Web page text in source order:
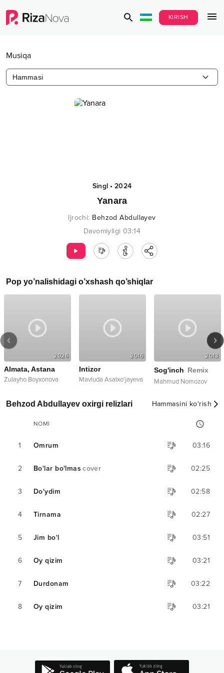
KIRISH
Musiqa
Hammasi
Singl•2024
Yanara
Ijrochi: Behzod Abdullayev
Davomiyligi 03:14
Pop yo’nalishidagi o’xshash qo’shiqlar
2026
Almata, Astana
Zulayho Boyxonova
2016
Intizor
Mavluda Asalxo'jayeva
2013
Sog'inch Remix
Mahmud Nomozov
Behzod Abdullayev oxirgi relizlari Hammasini ko‘rish
NOMI
1 Omrum 03:16
2 Bo'lar bo'lmas cover 02:25
3 Do'ydim 02:58
4 Tirnama 02:27
5 Jim bo'l 03:51
6 Oy qizim 03:21
7 Durdonam 03:22
8 Oy qizim 03:21